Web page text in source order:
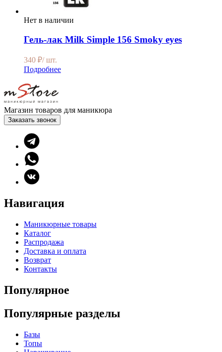
Нет в наличии
Гель-лак Milk Simple 156 Smoky eyes
340 ₽/ шт.
Подробнее
Магазин товаров для маникюра
Заказать звонок
Навигация
Маникюрные товары
Каталог
Распродажа
Доставка и оплата
Возврат
Контакты
Популярное
Популярные разделы
Базы
Топы